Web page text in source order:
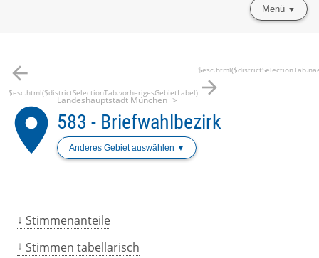
Menü
arrow_back
$esc.html($districtSelectionTab.vorherigesGebietLabel) arrow_forward
place
Landeshauptstadt München
583 - Briefwahlbezirk
Anderes Gebiet auswählen
Stimmenanteile
Stimmen tabellarisch